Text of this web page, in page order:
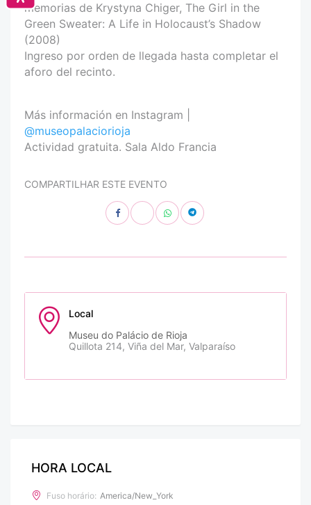
memorias de Krystyna Chiger, The Girl in the
Green Sweater: A Life in Holocaust’s Shadow
(2008)
Ingreso por orden de llegada hasta completar el
aforo del recinto.
Más información en Instagram |
@museopalaciorioja
Actividad gratuita. Sala Aldo Francia
COMPARTILHAR ESTE EVENTO
Local
Museu do Palácio de Rioja
Quillota 214, Viña del Mar, Valparaíso
HORA LOCAL
Fuso horário: America/New_York